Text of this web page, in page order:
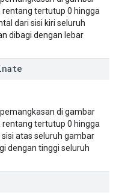
rentang tertutup 0 hingga
dari sisi kiri seluruh
dibagi dengan lebar
di gambar
rentang tertutup 0 hingga
atas seluruh gambar
dengan tinggi seluruh